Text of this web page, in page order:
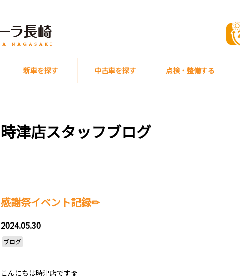
新車を探す 中古車を探す 点検・整備する
時津店スタッフブログ
感謝祭イベント記録✏
2024.05.30
ブログ
こんにちは時津店です🍄